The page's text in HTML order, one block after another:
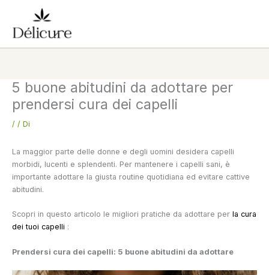
contenuto
5 buone abitudini da adottare per
prendersi cura dei capelli
/ / Di
La maggior parte delle donne e degli uomini desidera capelli
morbidi, lucenti e splendenti. Per mantenere i capelli sani, è
importante adottare la giusta routine quotidiana ed evitare cattive
abitudini.
Scopri in questo articolo le migliori pratiche da adottare per la cura
dei tuoi capelli :
Prendersi cura dei capelli: 5 buone abitudini da adottare